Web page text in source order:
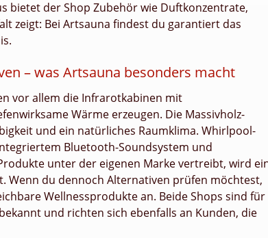
bietet der Shop Zubehör wie Duftkonzentrate,
zeigt: Bei Artsauna findest du garantiert das
– was Artsauna besonders macht
vor allem die Infrarotkabinen mit
Wärme erzeugen. Die Massivholz-
und ein natürliches Raumklima. Whirlpool-
Bluetooth-Soundsystem und
unter der eigenen Marke vertreibt, wird
Wenn du dennoch Alternativen prüfen möchtest,
Wellnessprodukte an. Beide Shops sind für
und richten sich ebenfalls an Kunden, die